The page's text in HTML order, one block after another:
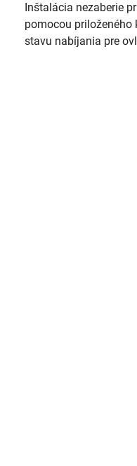
Inštalácia nezaberie
pomocou priloženého
stavu nabíjania pre